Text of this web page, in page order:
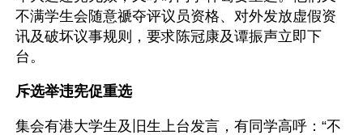
不满学生会随意禠夺评议员资格、对外发放虚假资
讯及破坏议事规则，要求陈冠康及谭振声立即下
台。
斥选举违宪促重选
集会有港大学生及旧生上台发言，有同学高呼：“不